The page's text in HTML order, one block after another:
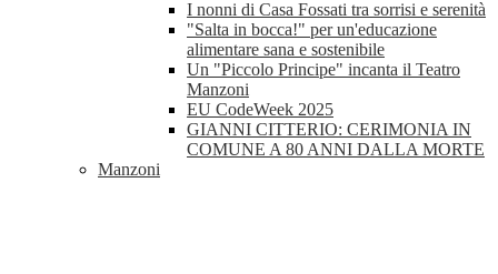
I nonni di Casa Fossati tra sorrisi e serenità
"Salta in bocca!" per un'educazione
alimentare sana e sostenibile
Un "Piccolo Principe" incanta il Teatro
Manzoni
EU CodeWeek 2025
GIANNI CITTERIO: CERIMONIA IN
COMUNE A 80 ANNI DALLA MORTE
Manzoni